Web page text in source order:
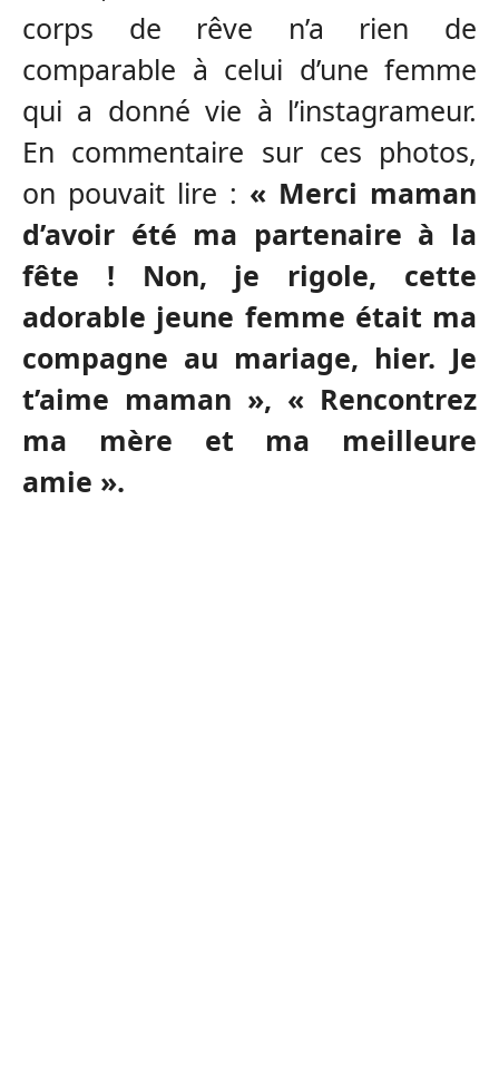
corps de rêve n’a rien de
comparable à celui d’une femme
qui a donné vie à l’instagrameur.
En commentaire sur ces photos,
on pouvait lire : « Merci maman
d’avoir été ma partenaire à la
fête ! Non, je rigole, cette
adorable jeune femme était ma
compagne au mariage, hier. Je
t’aime maman », « Rencontrez
ma mère et ma meilleure
amie ».